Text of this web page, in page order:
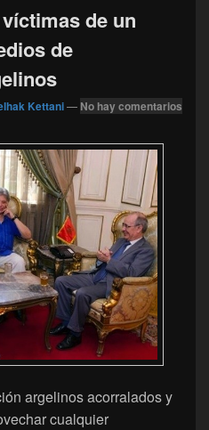
de un
de
Kettani— No hay comentarios
argelinos acorralados y
cualquier